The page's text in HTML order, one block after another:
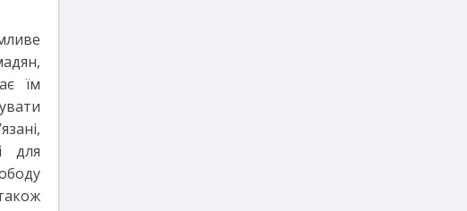
їм
для